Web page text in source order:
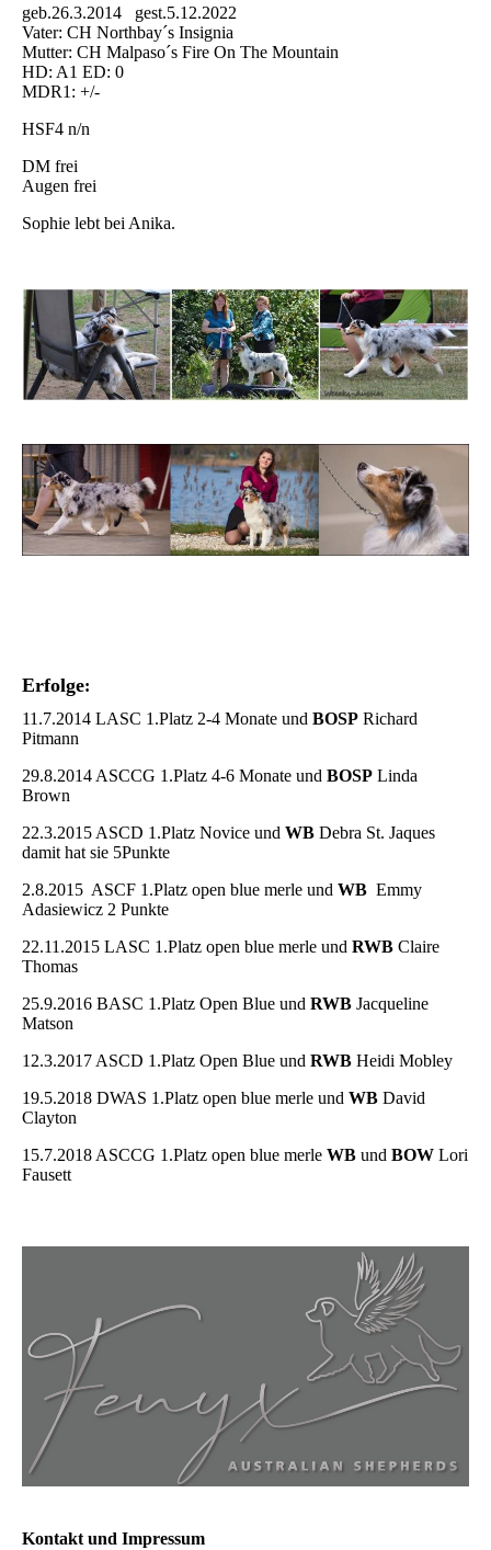
geb.26.3.2014 gest.5.12.2022
Vater: CH Northbay´s Insignia
Mutter: CH Malpaso´s Fire On The Mountain
HD: A1 ED: 0
MDR1: +/-
HSF4 n/n
DM frei
Augen frei
Sophie lebt bei Anika.
Erfolge:
11.7.2014 LASC 1.Platz 2-4 Monate und BOSP Richard
Pitmann
29.8.2014 ASCCG 1.Platz 4-6 Monate und BOSP Linda
Brown
22.3.2015 ASCD 1.Platz Novice und WB Debra St. Jaques
damit hat sie 5Punkte
2.8.2015 ASCF 1.Platz open blue merle und WB Emmy
Adasiewicz 2 Punkte
22.11.2015 LASC 1.Platz open blue merle und RWB Claire
Thomas
25.9.2016 BASC 1.Platz Open Blue und RWB Jacqueline
Matson
12.3.2017 ASCD 1.Platz Open Blue und RWB Heidi Mobley
19.5.2018 DWAS 1.Platz open blue merle und WB David
Clayton
15.7.2018 ASCCG 1.Platz open blue merle WB und BOW Lori
Fausett
Kontakt und Impressum